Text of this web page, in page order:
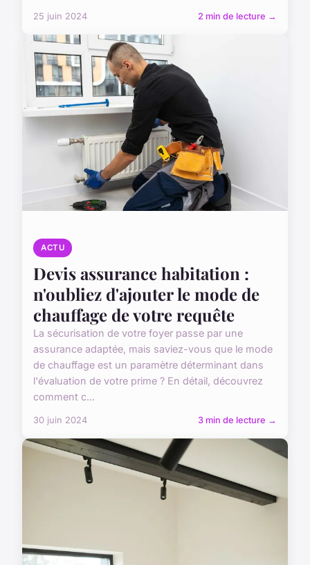
25 juin 2024 2 min de lecture →
ACTU
Devis assurance habitation :
n'oubliez d'ajouter le mode de
chauffage de votre requête
La sécurisation de votre foyer passe par une
assurance adaptée, mais saviez-vous que le mode
de chauffage est un paramètre déterminant dans
l'évaluation de votre prime ? En détail, découvrez
comment c...
30 juin 2024 3 min de lecture →